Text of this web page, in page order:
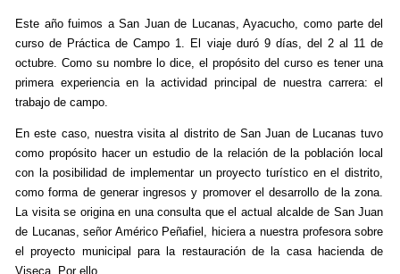
Este año fuimos a San Juan de Lucanas, Ayacucho, como parte del
curso de Práctica de Campo 1. El viaje duró 9 días, del 2 al 11 de
octubre. Como su nombre lo dice, el propósito del curso es tener una
primera experiencia en la actividad principal de nuestra carrera: el
trabajo de campo.
En este caso, nuestra visita al distrito de San Juan de Lucanas tuvo
como propósito hacer un estudio de la relación de la población local
con la posibilidad de implementar un proyecto turístico en el distrito,
como forma de generar ingresos y promover el desarrollo de la zona.
La visita se origina en una consulta que el actual alcalde de San Juan
de Lucanas, señor Américo Peñafiel, hiciera a nuestra profesora sobre
el proyecto municipal para la restauración de la casa hacienda de
Viseca. Por ello